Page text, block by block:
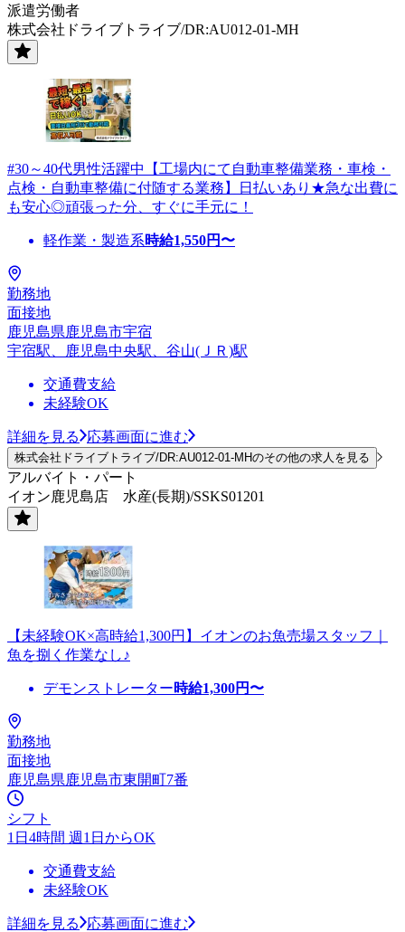
派遣労働者
株式会社ドライブトライブ/DR:AU012-01-MH
#30～40代男性活躍中【工場内にて自動車整備業務・車検・
点検・自動車整備に付随する業務】日払いあり★急な出費に
も安心◎頑張った分、すぐに手元に！
軽作業・製造系時給1,550円〜
勤務地
面接地
鹿児島県鹿児島市宇宿
宇宿駅、鹿児島中央駅、谷山(ＪＲ)駅
交通費支給
未経験OK
詳細を見る 応募画面に進む
株式会社ドライブトライブ/DR:AU012-01-MHのその他の求人を見る
アルバイト・パート
イオン鹿児島店 水産(長期)/SSKS01201
【未経験OK×高時給1,300円】イオンのお魚売場スタッフ｜
魚を捌く作業なし♪
デモンストレーター時給1,300円〜
勤務地
面接地
鹿児島県鹿児島市東開町7番
シフト
1日4時間 週1日からOK
交通費支給
未経験OK
詳細を見る
応募画面に進む